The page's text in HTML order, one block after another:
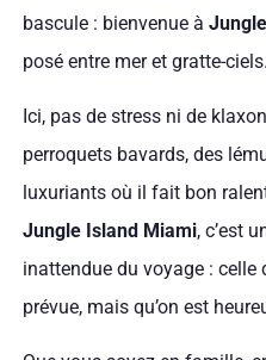
bascule : bienvenue à
posé entre mer et gratte-ciels.
Ici, pas de stress ni de
perroquets bavards, des
luxuriants où il fait bon
Jungle Island Miami, c’est
inattendue du voyage : celle
prévue, mais qu’on est